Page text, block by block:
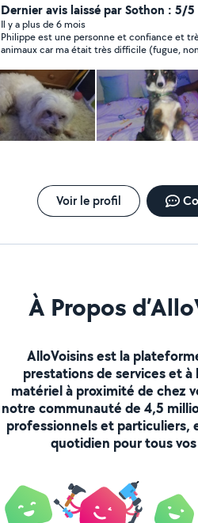
de pelouse entretien jardin, je garde
compagnons a 4 pattes alors n hésite pas de me
contacter : laisser moi un message je vous rappelle au
plus vite, Bonne réception.
Dernier avis laissé par Sothon : 5/5
Il y a plus de 6 mois
Philippe est une personne et confiance et
animaux car ma était très difficile (fugue,
rapidement.
Voir le profil
À Propos
AlloVoisins est la
prestations de services et à
matériel à proximité de chez
notre communauté de 4,5
professionnels et particuliers,
quotidien pour tous